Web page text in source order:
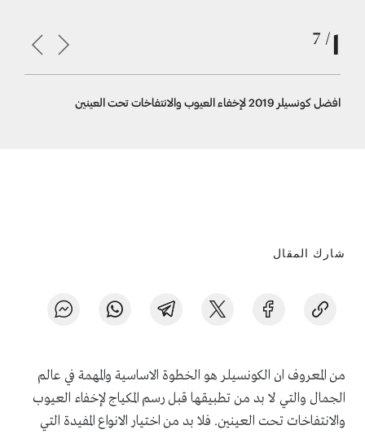
افضل كونسيلر 2019 لإخفاء العيوب والانتفاخات تحت العينين
شارك المقال
من المعروف ان الكونسيلر هو الخطوة الاساسية والمهمة في عالم
الجمال والتي لا بد من تطبيقها قبل رسم المكياج لإخفاء العيوب
والانتفاخات تحت العينين. فلا بد من اختيار الانواع المفيدة التي